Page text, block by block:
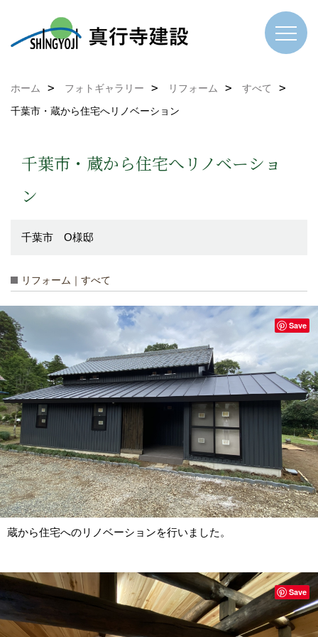
ホーム フォトギャラリー リフォーム
すべて
千葉市・蔵から住宅へリノベーション
千葉市・蔵から住宅へリノベーショ
ン
千葉市 O様邸
リフォーム｜すべて
蔵から住宅へのリノベーションを行いました。
Save
Save